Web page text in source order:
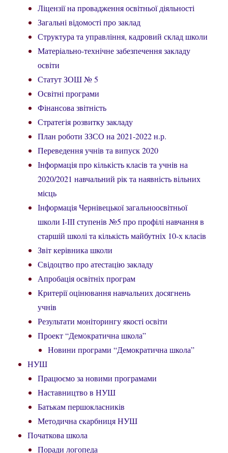
Ліцензії на провадження освітньої діяльності
Загальні відомості про заклад
Структура та управління, кадровий склад школи
Матеріально-технічне забезпечення закладу
освіти
Статут ЗОШ № 5
Освітні програми
Фінансова звітність
Стратегія розвитку закладу
План роботи ЗЗСО на 2021-2022 н.р.
Переведення учнів та випуск 2020
Інформація про кількість класів та учнів на
2020/2021 навчальний рік та наявність вільних
місць
Інформація Чернівецької загальноосвітньої
школи І-ІІІ ступенів №5 про профілі навчання в
старшій школі та кількість майбутніх 10-х класів
Звіт керівника школи
Свідоцтво про атестацію закладу
Апробація освітніх програм
Критерії оцінювання навчальних досягнень
учнів
Результати моніторингу якості освіти
Проект “Демократична школа”
Новини програми “Демократична школа”
НУШ
Працюємо за новими програмами
Наставництво в НУШ
Батькам першокласників
Методична скарбниця НУШ
Початкова школа
Поради логопеда